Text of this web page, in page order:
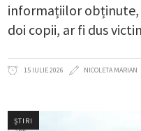
informațiilor obținute,
doi copii, ar fi dus
15 IULIE 2026 NICOLETA MARIAN
ȘTIRI